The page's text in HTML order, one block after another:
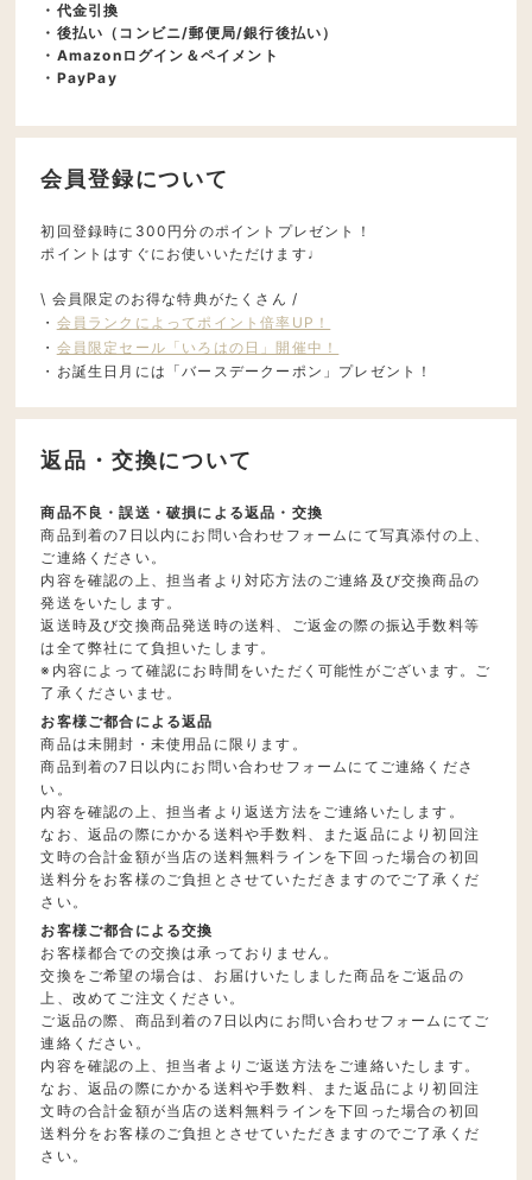
・代金引換
・後払い（コンビニ/郵便局/銀行後払い）
・Amazonログイン＆ペイメント
・PayPay
会員登録について
初回登録時に300円分のポイントプレゼント！
ポイントはすぐにお使いいただけます♩
\ 会員限定のお得な特典がたくさん /
・ 会員ランクによってポイント倍率UP！
・ 会員限定セール「いろはの日」開催中！
・お誕生日月には「バースデークーポン」プレゼント！
返品・交換について
商品不良・誤送・破損による返品・交換
商品到着の7日以内にお問い合わせフォームにて写真添付の上、
ご連絡ください。
内容を確認の上、担当者より対応方法のご連絡及び交換商品の
発送をいたします。
返送時及び交換商品発送時の送料、ご返金の際の振込手数料等
は全て弊社にて負担いたします。
※内容によって確認にお時間をいただく可能性がございます。ご
了承くださいませ。
お客様ご都合による返品
商品は未開封・未使用品に限ります。
商品到着の7日以内にお問い合わせフォームにてご連絡くださ
い。
内容を確認の上、担当者より返送方法をご連絡いたします。
なお、返品の際にかかる送料や手数料、また返品により初回注
文時の合計金額が当店の送料無料ラインを下回った場合の初回
送料分をお客様のご負担とさせていただきますのでご了承くだ
さい。
お客様ご都合による交換
お客様都合での交換は承っておりません。
交換をご希望の場合は、お届けいたしました商品をご返品の
上、改めてご注文ください。
ご返品の際、商品到着の7日以内にお問い合わせフォームにてご
連絡ください。
内容を確認の上、担当者よりご返送方法をご連絡いたします。
なお、返品の際にかかる送料や手数料、また返品により初回注
文時の合計金額が当店の送料無料ラインを下回った場合の初回
送料分をお客様のご負担とさせていただきますのでご了承くだ
さい。